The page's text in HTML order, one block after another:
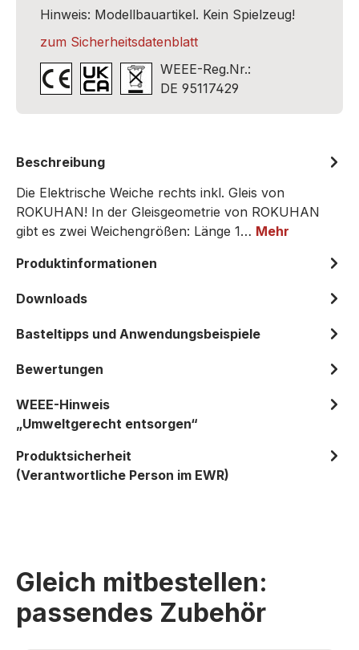
Hinweis: Modellbauartikel. Kein Spielzeug!
zum Sicherheitsdatenblatt
WEEE-Reg.Nr.:
DE 95117429
Beschreibung
Die Elektrische Weiche rechts inkl. Gleis von
ROKUHAN! In der Gleisgeometrie von ROKUHAN
gibt es zwei Weichengrößen: Länge 1… Mehr
Produktinformationen
Downloads
Basteltipps und Anwendungsbeispiele
Bewertungen
WEEE-Hinweis
„Umweltgerecht entsorgen“
Produktsicherheit
(Verantwortliche Person im EWR)
Gleich mitbestellen:
passendes Zubehör